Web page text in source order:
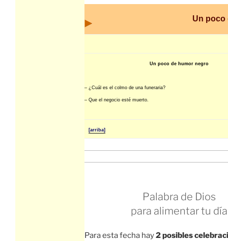
Un
Un poco de humor negro
– ¿Cuál es el colmo de una funeraria?
– Que el negocio esté muerto.
[arriba]
Palabra de Dios
para alimentar tu día
Para esta fecha hay2 posibles